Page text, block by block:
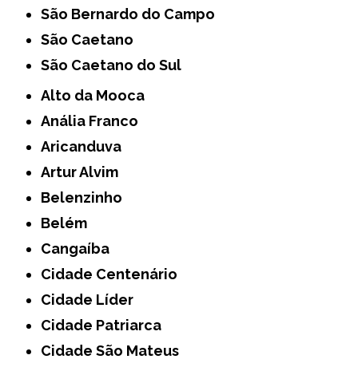
São Bernardo do Campo
São Caetano
São Caetano do Sul
Alto da Mooca
Anália Franco
Aricanduva
Artur Alvim
Belenzinho
Belém
Cangaíba
Cidade Centenário
Cidade Líder
Cidade Patriarca
Cidade São Mateus